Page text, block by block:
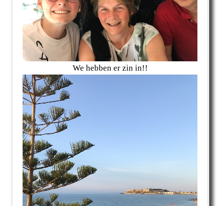
We hebben er zin in!!